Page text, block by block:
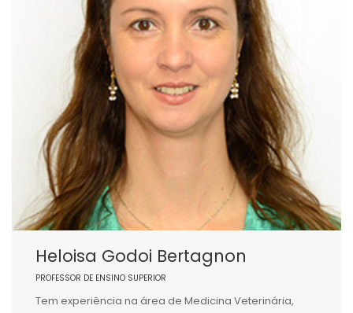
Heloisa Godoi Bertagnon
PROFESSOR DE ENSINO SUPERIOR
Tem experiência na área de Medicina Veterinária,